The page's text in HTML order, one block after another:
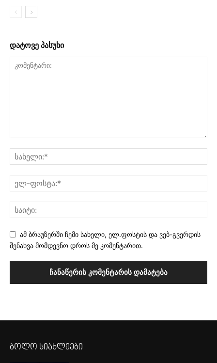
დატოვე პასუხი
ამ ბრაუზერში ჩემი სახელი, ელ.ფოსტის და ვებ-გვერდის
შენახვა მომდევნო დროს მე კომენტარით.
ბოლო სიახლეები